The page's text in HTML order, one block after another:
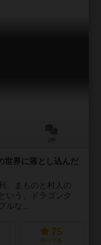
界に落とし込んだ
、まものと村人の
いう、ドラゴンク
ルな...
75
持ってる